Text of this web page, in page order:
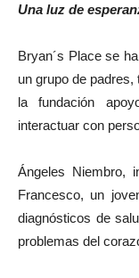
Una luz de
Bryan´s Place se
un grupo de
la fundación
interactuar con
Ángeles Niembro,
Francesco, un
diagnósticos de
problemas del